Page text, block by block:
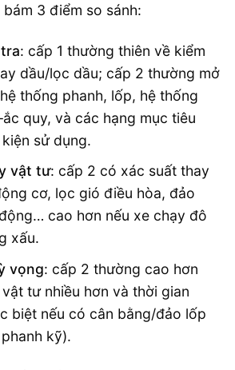
3 điểm so sánh:
: cấp 1 thường thiên về kiểm
dầu/lọc dầu; cấp 2 thường mở
thống phanh, lốp, hệ thống
quy, và các hạng mục tiêu
sử dụng.
vật tư: cấp 2 có xác suất thay
cơ, lọc gió điều hòa, đảo
cao hơn nếu xe chạy đô
xấu.
vọng: cấp 2 thường cao hơn
tư nhiều hơn và thời gian
biệt nếu có cân bằng/đảo lốp
kỹ).